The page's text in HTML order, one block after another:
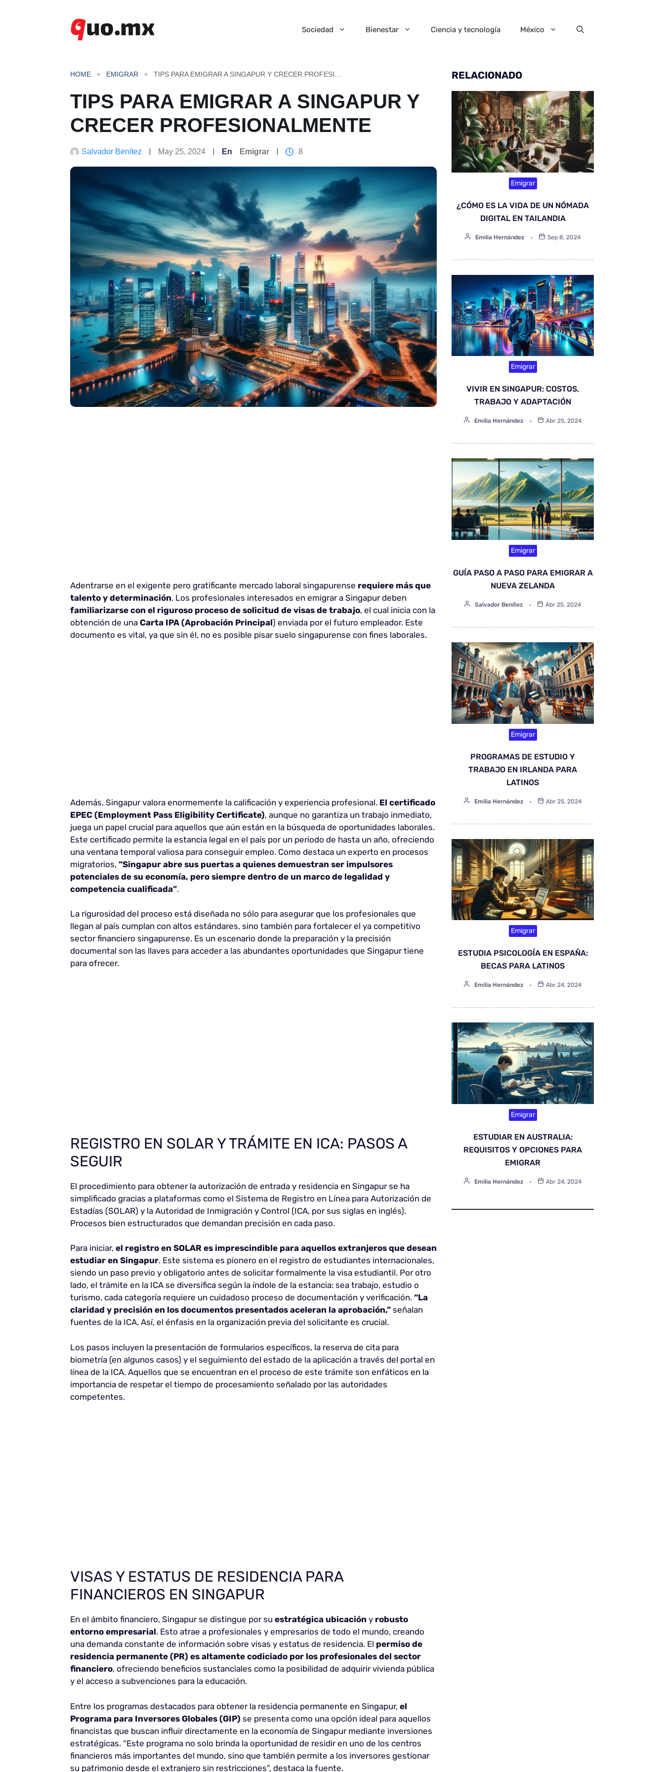
Sociedad Bienestar Ciencia y tecnología México
HOME EMIGRAR
TIPS PARA EMIGRAR A SINGAPUR Y
CRECER PROFESIONALMENTE
Salvador Benítez May 25, 2024 En Emigrar 8
Adentrarse en el exigente pero gratificante mercado laboral singapurense requiere más que
talento y determinación. Los profesionales interesados en emigrar a Singapur deben
familiarizarse con el riguroso proceso de solicitud de visas de trabajo, el cual inicia con la
obtención de una Carta IPA (Aprobación Principal) enviada por el futuro empleador. Este
documento es vital, ya que sin él, no es posible pisar suelo singapurense con fines laborales.
Además, Singapur valora enormemente la calificación y experiencia profesional. El certificado
EPEC (Employment Pass Eligibility Certificate), aunque no garantiza un trabajo inmediato,
juega un papel crucial para aquellos que aún están en la búsqueda de oportunidades laborales.
Este certificado permite la estancia legal en el país por un periodo de hasta un año, ofreciendo
una ventana temporal valiosa para conseguir empleo. Como destaca un experto en procesos
migratorios, “Singapur abre sus puertas a quienes demuestran ser impulsores
potenciales de su economía, pero siempre dentro de un marco de legalidad y
competencia cualificada”.
La rigurosidad del proceso está diseñada no sólo para asegurar que los profesionales que
llegan al país cumplan con altos estándares, sino también para fortalecer el ya competitivo
sector financiero singapurense. Es un escenario donde la preparación y la precisión
documental son las llaves para acceder a las abundantes oportunidades que Singapur tiene
para ofrecer.
REGISTRO EN SOLAR Y TRÁMITE EN ICA: PASOS A
SEGUIR
El procedimiento para obtener la autorización de entrada y residencia en Singapur se ha
simplificado gracias a plataformas como el Sistema de Registro en Línea para Autorización de
Estadías (SOLAR) y la Autoridad de Inmigración y Control (ICA, por sus siglas en inglés).
Procesos bien estructurados que demandan precisión en cada paso.
Para iniciar, el registro en SOLAR es imprescindible para aquellos extranjeros que desean
estudiar en Singapur. Este sistema es pionero en el registro de estudiantes internacionales,
siendo un paso previo y obligatorio antes de solicitar formalmente la visa estudiantil. Por otro
lado, el trámite en la ICA se diversifica según la índole de la estancia: sea trabajo, estudio o
turismo, cada categoría requiere un cuidadoso proceso de documentación y verificación. “La
claridad y precisión en los documentos presentados aceleran la aprobación,” señalan
fuentes de la ICA. Así, el énfasis en la organización previa del solicitante es crucial.
Los pasos incluyen la presentación de formularios específicos, la reserva de cita para
biometría (en algunos casos) y el seguimiento del estado de la aplicación a través del portal en
línea de la ICA. Aquellos que se encuentran en el proceso de este trámite son enfáticos en la
importancia de respetar el tiempo de procesamiento señalado por las autoridades
competentes.
VISAS Y ESTATUS DE RESIDENCIA PARA
FINANCIEROS EN SINGAPUR
En el ámbito financiero, Singapur se distingue por su estratégica ubicación y robusto
entorno empresarial. Esto atrae a profesionales y empresarios de todo el mundo, creando
una demanda constante de información sobre visas y estatus de residencia. El permiso de
residencia permanente (PR) es altamente codiciado por los profesionales del sector
financiero, ofreciendo beneficios sustanciales como la posibilidad de adquirir vivienda pública
y el acceso a subvenciones para la educación.
Entre los programas destacados para obtener la residencia permanente en Singapur, el
Programa para Inversores Globales (GIP) se presenta como una opción ideal para aquellos
financistas que buscan influir directamente en la economía de Singapur mediante inversiones
estratégicas. “Este programa no solo brinda la oportunidad de residir en uno de los centros
financieros más importantes del mundo, sino que también permite a los inversores gestionar
su patrimonio desde el extranjero sin restricciones”, destaca la fuente.
RELACIONADO
Emigrar
¿CÓMO ES LA VIDA DE UN NÓMADA
DIGITAL EN TAILANDIA
Emilia Hernández Sep 8, 2024
Emigrar
VIVIR EN SINGAPUR: COSTOS,
TRABAJO Y ADAPTACIÓN
Emilia Hernández Abr 25, 2024
Emigrar
GUÍA PASO A PASO PARA EMIGRAR A
NUEVA ZELANDA
Salvador Benítez Abr 25, 2024
Emigrar
PROGRAMAS DE ESTUDIO Y
TRABAJO EN IRLANDA PARA
LATINOS
Emilia Hernández Abr 25, 2024
Emigrar
ESTUDIA PSICOLOGÍA EN ESPAÑA:
BECAS PARA LATINOS
Emilia Hernández Abr 24, 2024
Emigrar
ESTUDIAR EN AUSTRALIA:
REQUISITOS Y OPCIONES PARA
EMIGRAR
Emilia Hernández Abr 24, 2024